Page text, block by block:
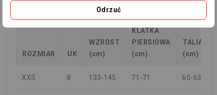
ROZMIAR UK
WZROST
(cm)
KLATKA
PIERSIOWA
(cm)
TALIA
(cm)
XXS 8 133-145 71-71 60-63
Odrzuć